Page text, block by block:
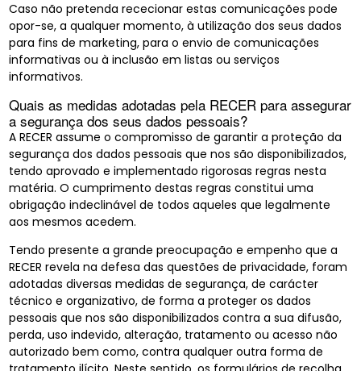
Caso não pretenda rececionar estas comunicações pode
opor-se, a qualquer momento, à utilização dos seus dados
para fins de marketing, para o envio de comunicações
informativas ou à inclusão em listas ou serviços
informativos.
Quais as medidas adotadas pela RECER para assegurar
a segurança dos seus dados pessoais?
A RECER assume o compromisso de garantir a proteção da
segurança dos dados pessoais que nos são disponibilizados,
tendo aprovado e implementado rigorosas regras nesta
matéria. O cumprimento destas regras constitui uma
obrigação indeclinável de todos aqueles que legalmente
aos mesmos acedem.
Tendo presente a grande preocupação e empenho que a
RECER revela na defesa das questões de privacidade, foram
adotadas diversas medidas de segurança, de carácter
técnico e organizativo, de forma a proteger os dados
pessoais que nos são disponibilizados contra a sua difusão,
perda, uso indevido, alteração, tratamento ou acesso não
autorizado bem como, contra qualquer outra forma de